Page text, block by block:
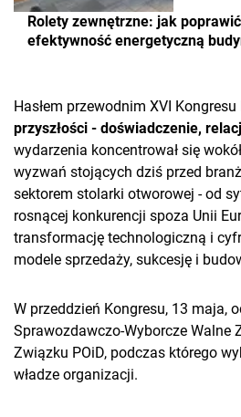
Rolety zewnętrzne: jak poprawić
efektywność energetyczną
Hasłem przewodnim XVI Kongresu
przyszłości - doświadczenie,
wydarzenia koncentrował się
wyzwań stojących dziś przed
sektorem stolarki otworowej - od
rosnącej konkurencji spoza Unii
transformację technologiczną i
modele sprzedaży, sukcesję i
W przeddzień Kongresu, 13 maja,
Sprawozdawczo-Wyborcze Walne
Związku POiD, podczas którego
władze organizacji.